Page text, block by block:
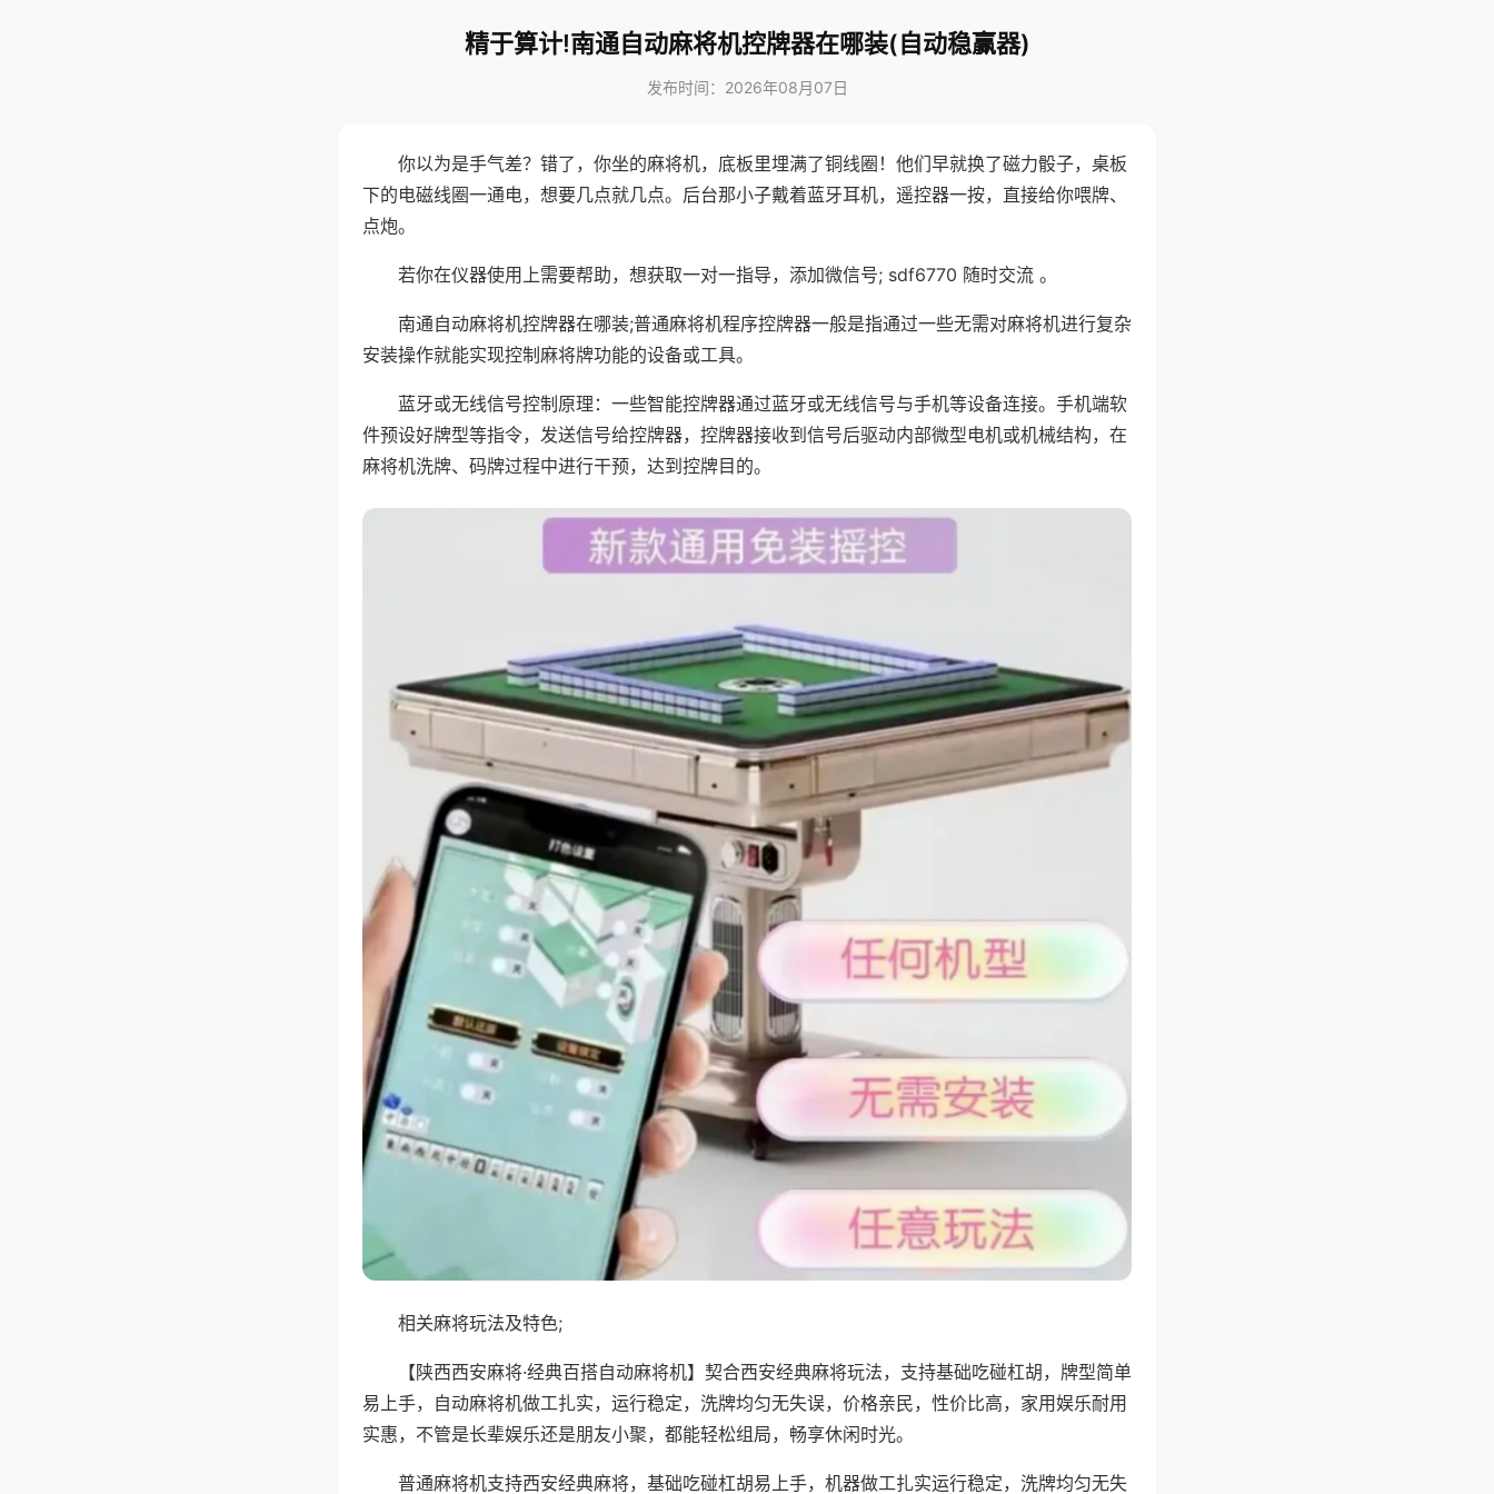
精于算计!南通自动麻将机控牌器在哪装(自动稳赢器)
发布时间：2026年08月07日
你以为是手气差？错了，你坐的麻将机，底板里埋满了铜线圈！他们早就换了磁力骰子，桌板
下的电磁线圈一通电，想要几点就几点。后台那小子戴着蓝牙耳机，遥控器一按，直接给你喂牌、
点炮。
若你在仪器使用上需要帮助，想获取一对一指导，添加微信号; sdf6770 随时交流 。
南通自动麻将机控牌器在哪装;普通麻将机程序控牌器一般是指通过一些无需对麻将机进行复杂
安装操作就能实现控制麻将牌功能的设备或工具。
蓝牙或无线信号控制原理：一些智能控牌器通过蓝牙或无线信号与手机等设备连接。手机端软
件预设好牌型等指令，发送信号给控牌器，控牌器接收到信号后驱动内部微型电机或机械结构，在
麻将机洗牌、码牌过程中进行干预，达到控牌目的。
相关麻将玩法及特色;
【陕西西安麻将·经典百搭自动麻将机】契合西安经典麻将玩法，支持基础吃碰杠胡，牌型简单
易上手，自动麻将机做工扎实，运行稳定，洗牌均匀无失误，价格亲民，性价比高，家用娱乐耐用
实惠，不管是长辈娱乐还是朋友小聚，都能轻松组局，畅享休闲时光。
普通麻将机支持西安经典麻将，基础吃碰杠胡易上手，机器做工扎实运行稳定，洗牌均匀无失